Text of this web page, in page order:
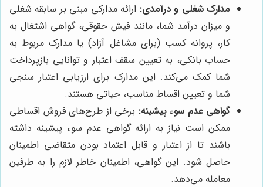
مدارک شغلی و درآمدی: ارائه مدارکی مبنی بر سابقه شغلی
و میزان درآمد شما، مانند فیش حقوقی، گواهی اشتغال به
کار، پروانه کسب (برای مشاغل آزاد) یا مدارک مربوط به
حساب بانکی، به تعیین سقف اعتبار و توانایی بازپرداخت
شما کمک می‌کند. این مدارک برای ارزیابی اعتبار سنجی
شما و تعیین اقساط مناسب، حیاتی هستند.
گواهی عدم سوء پیشینه: برخی از طرح‌های فروش اقساطی
ممکن است نیاز به ارائه گواهی عدم سوء پیشینه داشته
باشند تا از اعتبار و قابل اعتماد بودن متقاضی اطمینان
حاصل شود. این گواهی، اطمینان خاطر لازم را به طرفین
معامله می‌دهد.